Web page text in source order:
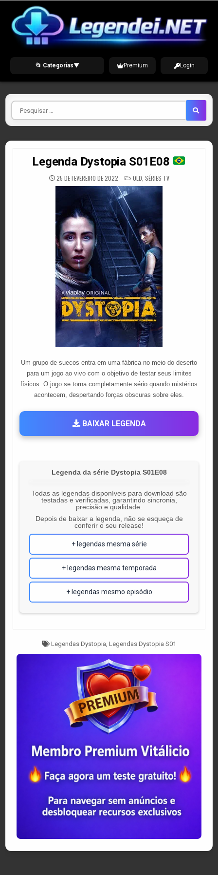
content
📂 Categorias▼ Premium Login
Pesquisar
por
Legenda Dystopia S01E08
25 DE FEVEREIRO DE 2022 POSTED
IN
OLD SÉRIES TV
Um grupo de suecos entra em uma fábrica no meio do deserto
para um jogo ao vivo com o objetivo de testar seus limites
físicos. O jogo se torna completamente sério quando mistérios
acontecem, despertando forças obscuras sobre eles.
BAIXAR LEGENDA
Legenda da série Dystopia S01E08
Todas as legendas disponíveis para download são
testadas e verificadas, garantindo sincronia,
precisão e qualidade.
Depois de baixar a legenda, não se esqueça de
conferir o seu release!
+ legendas mesma série
+ legendas mesma temporada
+ legendas mesmo episódio
Tagged
Legendas Dystopia Legendas Dystopia S01